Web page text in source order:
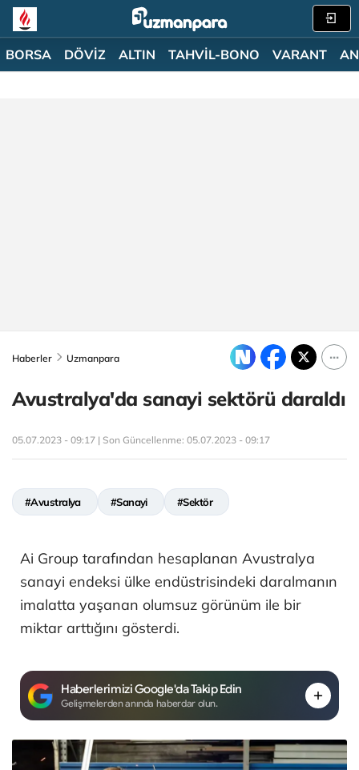
BORSA DÖVİZ ALTIN TAHVİL-BONO VARANT
Haberler Uzmanpara
Avustralya'da sanayi sektörü daraldı
05.07.2023 - 09:17 | Son Güncellenme: 05.07.2023 - 09:17
#Avustralya #Sanayi #Sektör
Ai Group tarafından hesaplanan Avustralya
sanayi endeksi ülke endüstrisindeki daralmanın
imalatta yaşanan olumsuz görünüm ile bir
miktar arttığını gösterdi.
Haberlerimizi Google'da Takip Edin
Gelişmelerden anında haberdar olun.